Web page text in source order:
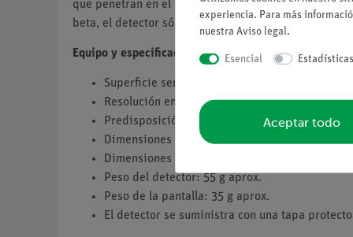
que penetran en el material más allá del espesor
beta, el detector sólo puede servir para detectar la
Equipo y especificaciones técnicas
Superficie sensible: 15 mm2.
Resolución energética para partículas alfa a
Predisposición requerida: - 8... -38 V.
Dimensiones del detector (longitud x
Dimensiones de la pantalla (longitud x
Peso del detector: 55 g aprox.
Peso de la pantalla: 35 g aprox.
El detector se suministra con una tapa
experiencia. Para más
nuestra Aviso legal.
Esencial Estadísticas
Aceptar todo